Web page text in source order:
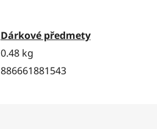
Dárkové předmety
0.48 kg
886661881543